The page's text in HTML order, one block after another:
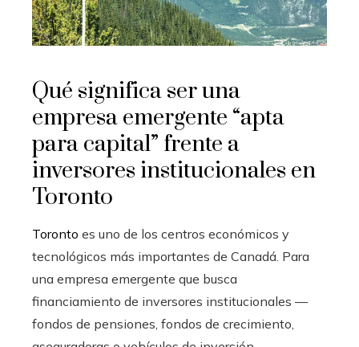
Qué significa ser una
empresa emergente “apta
para capital” frente a
inversores institucionales en
Toronto
Toronto es uno de los centros económicos y
tecnológicos más importantes de Canadá. Para
una empresa emergente que busca
financiamiento de inversores institucionales —
fondos de pensiones, fondos de crecimiento,